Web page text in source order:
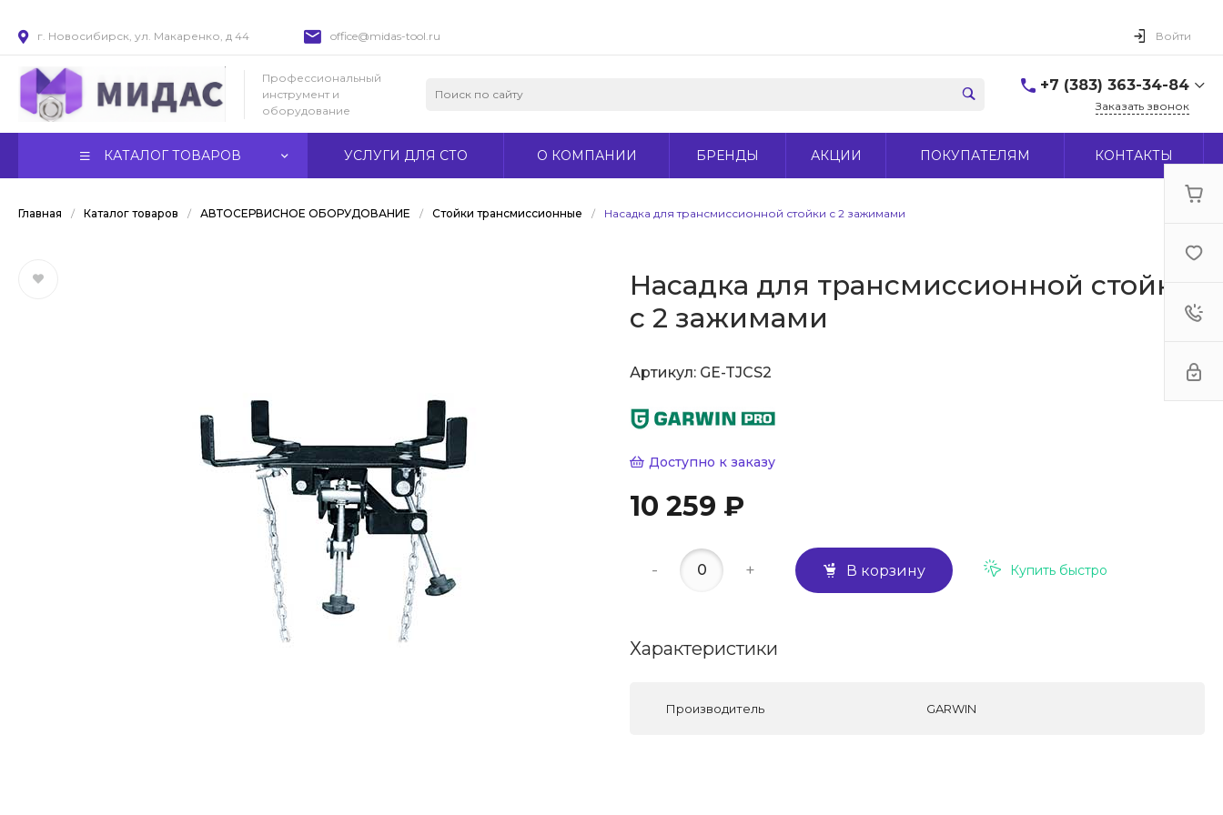
г. Новосибирск, ул. Макаренко, д 44 office@midas-tool.ru Войти
Профессиональный
инструмент и
оборудование
+7 (383) 363-34-84
г. Новосибирск, ул.
Заказать звонок
КАТАЛОГ ТОВАРОВ УСЛУГИ ДЛЯ СТО О КОМПАНИИ БРЕНДЫ АКЦИИ ПОКУПАТЕЛЯМ КОНТАКТЫ
Главная / Каталог товаров / АВТОСЕРВИСНОЕ ОБОРУДОВАНИЕ / Стойки трансмиссионные / Насадка для трансмиссионной стойки с 2 зажимами
Насадка для трансмиссионной стойки
с 2 зажимами
Артикул: GE-TJCS2
Доступно к заказу
10 259 ₽
- + В корзину Купить быстро
Характеристики
Производитель GARWIN